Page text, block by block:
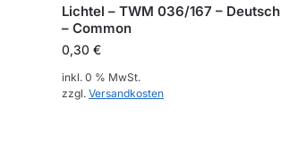
Lichtel – TWM 036/167 – Deutsch
– Common
0,30€
inkl. 0 % MwSt.
zzgl.Versandkosten